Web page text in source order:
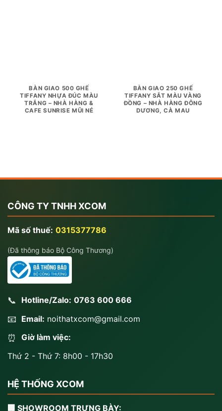
BÀN GIAO 500 GHẾ
TIFFANY NHỰA ĐÚC MÀU
TRẮNG – NHÀ HÀNG &
CAFE SUNRISE MŨI NÉ
BÀN GIAO 250 GHẾ
TIFFANY SẮT MÀU VÀNG
ĐỒNG – NHÀ HÀNG ĐÔNG
DƯƠNG, CÀ MAU
CÔNG TY TNHH XCOM
Mã số thuế: 0315377786
(Đã thông báo Bộ Công Thương)
📞 Hotline/Zalo: 0763 600 666
📧 Email: noithatxcom@gmail.com
⏰
Giờ làm việc:
Thứ 2 - Thứ 7: 8h00 - 17h30
HỆ THỐNG XCOM
🏢 SHOWROOM TRƯNG BÀY: